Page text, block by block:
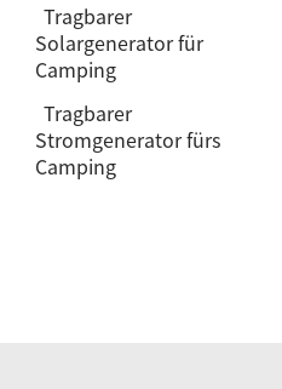
Tragbarer
Solargenerator für
Camping
Tragbarer
Stromgenerator fürs
Camping